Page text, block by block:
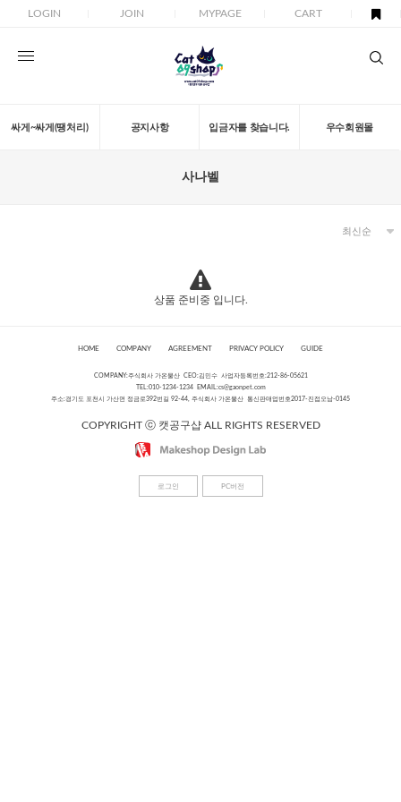
LOGIN JOIN MYPAGE CART
싸게~싸게(땡처리) 공지사항 입금자를 찾습니다. 우수회원몰
사나벨
상품 준비중 입니다.
HOME COMPANY AGREEMENT PRIVACY POLICY GUIDE
COMPANY:주식회사 가온물산 CEO:김민수 사업자등록번호:212-86-05621
TEL:010-1234-1234 EMAIL:cs@gaonpet.com
주소:경기도 포천시 가산면 정금로392번길 92-44, 주식회사 가온물산 통신판매업번호2017-진접오남-0145
COPYRIGHT ⓒ 캣공구샵 ALL RIGHTS RESERVED
로그인 PC버전